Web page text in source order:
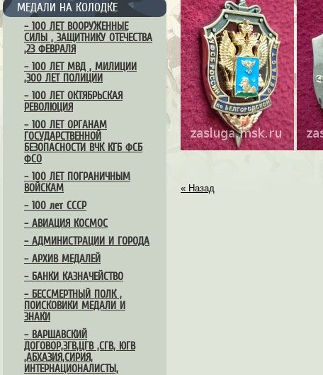
МЕДАЛИ НА КОЛОДКЕ
– 100 ЛЕТ ВООРУЖЕННЫЕ
СИЛЫ , ЗАЩИТНИКУ ОТЕЧЕСТВА
,23 ФЕВРАЛЯ
– 100 ЛЕТ МВД , МИЛИЦИИ
,300 ЛЕТ ПОЛИЦИИ
– 100 ЛЕТ ОКТЯБРЬСКАЯ
РЕВОЛЮЦИЯ
– 100 ЛЕТ ОРГАНАМ
ГОСУДАРСТВЕННОЙ
БЕЗОПАСНОСТИ ВЧК КГБ ФСБ
ФСО
– 100 ЛЕТ ПОГРАНИЧНЫМ
ВОЙСКАМ
– 100 лет СССР
– АВИАЦИЯ КОСМОС
– АДМИНИСТРАЦИИ И ГОРОДА
– АРХИВ МЕДАЛЕЙ
– БАНКИ КАЗНАЧЕЙСТВО
– БЕССМЕРТНЫЙ ПОЛК ,
ПОИСКОВИКИ МЕДАЛИ И
ЗНАКИ
– ВАРШАВСКИЙ
ДОГОВОР,ЗГВ,ЦГВ ,СГВ, ЮГВ
,АБХАЗИЯ,СИРИЯ,
ИНТЕРНАЦИОНАЛИСТЫ,
« Назад